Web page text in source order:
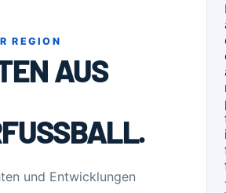
REGION
AUS
und Entwicklungen